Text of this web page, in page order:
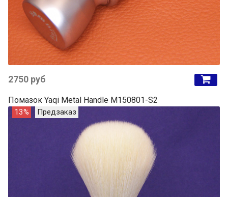
2750 руб
Помазок Yaqi Metal Handle M150801-S2
13% Предзаказ